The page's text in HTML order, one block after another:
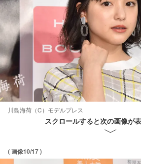
川島海荷（C）モデルプレス
スクロールすると次の画像が
( 画像10/17 )